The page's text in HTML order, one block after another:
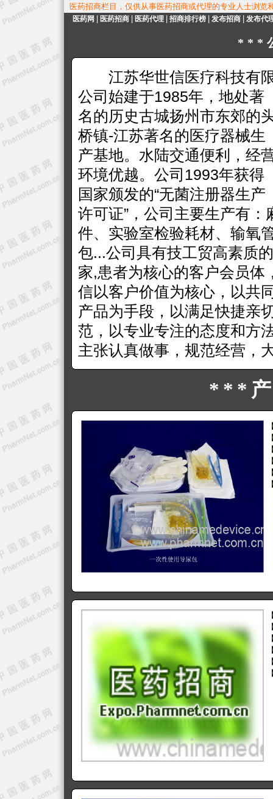
医药招商栏目，仅供从事医药招商或代理的专业人士浏览
医药网 医药招商 医药代理 招商排行榜 发布招商 发布代
***
江苏华世信医疗科技有
公司始建于1985年，地处著
名的历史古城扬州市东郊的
桥镇-江苏著名的医疗器械生
产基地。水陆交通便利，经
环境优越。公司1993年获得
国家颁发的“无菌注册器生产
许可证”，公司主要生产有
件、实验室检验耗材、输氧
包...公司具有技工贸高素质
家,患者为核心的客户会员体
信以客户价值为核心，以共
产品为手段，以满足快捷亲
范，以专业专注的态度和方
主张认真做事，规范经营，
***